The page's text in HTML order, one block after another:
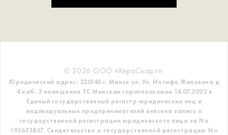
© 2026 ООО «КераСмарт».
Юридический адрес: 220140 г. Минск ул. Ул. Иосифа Жиновича д
4 каб. 3 помещение ТС Минским горисполкомом 14.07.2022 в
Единый государственный регистр юридических лиц и
индивидуальных предпринимателей внесена запись о
государственной регистрации юридического лица за No
193635857. Свидетельство о государственной регистрации: No